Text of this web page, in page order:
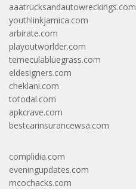
aaatrucksandautowreckings.com
youthlinkjamica.com
arbirate.com
playoutworlder.com
temeculabluegrass.com
eldesigners.com
cheklani.com
totodal.com
apkcrave.com
bestcarinsurancewsa.com
complidia.com
eveningupdates.com
mcochacks.com